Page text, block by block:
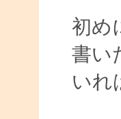
初め
書い
いれ